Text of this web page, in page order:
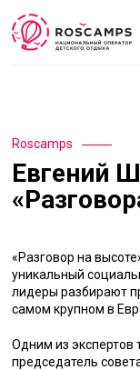
Roscamps
Евгений
«Разговор на
уникальный
лидеры разбирают
самом крупном в
Одним из экспертов
председатель